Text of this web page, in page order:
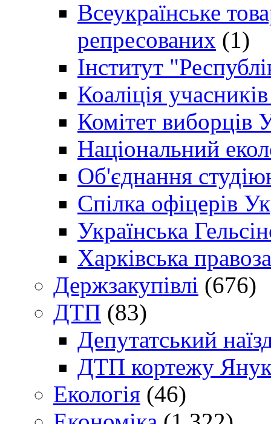
Всеукраїнське
репресованих (1)
Інститут
Коаліція
Комітет виборців
Національний
Об'єднання
Спілка офіцерів
Українська
Харківська
Держзакупівлі (676)
ДТП (83)
Депутатський
ДТП кортежу
Екологія (46)